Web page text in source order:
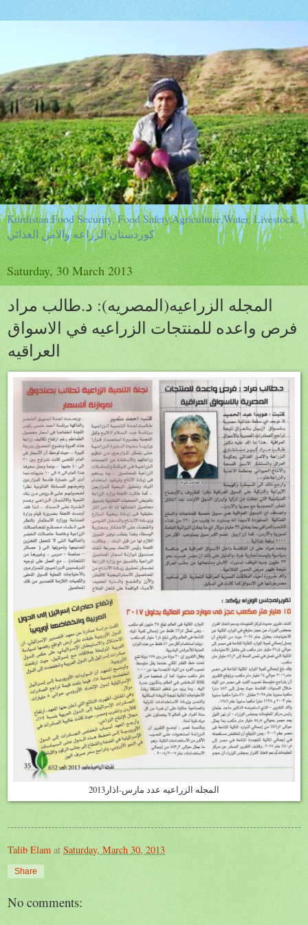
Kurdistan:Food Security, Food Safety,Agriculture,Water, Livestock,
كوردستان:الزراعه والامن الغذائي
Saturday, 30 March 2013
المجله الزراعيه(المصريه): د.طالب مراد
فرص واعده للمنتجات الزراعيه في الاسواق
العراقيه
المجله الزراعيه عدد مارس-اذار2013
Talib Elam at Saturday, March 30, 2013
Share
No comments: